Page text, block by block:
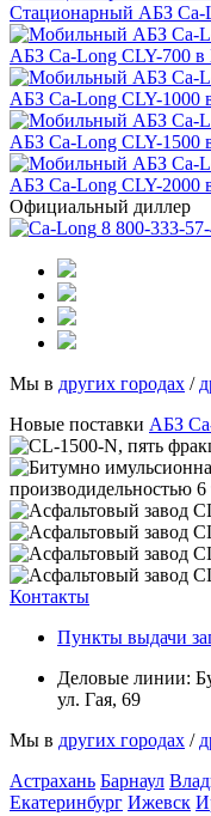
Стационарный АБЗ Ca-
АБЗ Ca-Long CLY-700 в
АБЗ Ca-Long CLY-1000
АБЗ Ca-Long CLY-1500
АБЗ Ca-Long CLY-2000
Официальный диллер
8 800-333-
Мы в других городах /
Новые поставки АБЗ
Контакты
Пункты выдачи
Деловые линии:
ул. Гая, 69
Мы в других городах /
Астрахань Барнаул
Екатеринбург Ижевск